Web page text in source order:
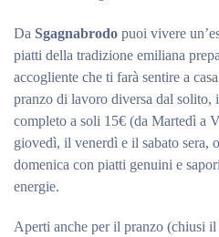
Da Sgagnabrodo puoi vivere
piatti della tradizione emiliana
accogliente che ti farà sentire a
pranzo di lavoro diversa dal solito,
completo a soli 15€ (da Martedì a
giovedì, il venerdì e il sabato sera,
domenica con piatti genuini e
energie.
Aperti anche per il pranzo (chiusi